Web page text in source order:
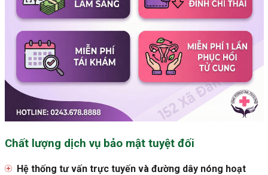
Chất lượng dịch vụ bảo mật tuyệt đối
Hệ thống tư vấn trực tuyến và đường dây nóng hoạt